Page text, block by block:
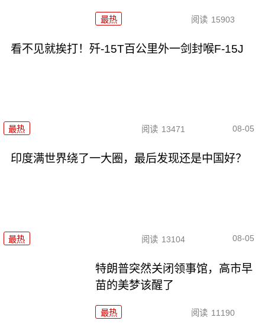
最热 阅读 15903
看不见就挨打！歼-15T百公里外一剑封喉F-15J
最热 阅读 13471 08-05
印度满世界绕了一大圈，最后发现还是中国好？
最热 阅读 13104 08-05
特朗普突然关闭领事馆，高市早
苗的美梦该醒了
最热 阅读 11190